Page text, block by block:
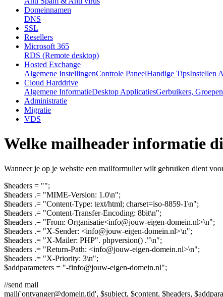
Domeinnamen
DNS
SSL
Resellers
Microsoft 365
RDS (Remote desktop)
Hosted Exchange
Algemene InstellingenControle PaneelHandige TipsInstellen
Cloud Harddrive
Algemene InformatieDesktop ApplicatiesGerbuikers,
Administratie
Migratie
VDS
Welke mailheader informatie
Wanneer je op je website een mailformulier wilt gebruiken dient
$headers = "";
$headers .= "MIME-Version: 1.0\n";
$headers .= "Content-Type: text/html; charset=iso-8859-1\n";
$headers .= "Content-Transfer-Encoding: 8bit\n";
$headers .= "From: Organisatie<info@jouw-eigen-domein.nl>\n";
$headers .= "X-Sender: <info@jouw-eigen-domein.nl>\n";
$headers .= "X-Mailer: PHP". phpversion() ."\n";
$headers .= "Return-Path: <info@jouw-eigen-domein.nl>\n";
$headers .= "X-Priority: 3\n";
$addparameters = "-finfo@jouw-eigen-domein.nl";
//send mail
mail('ontvanger@domein.tld', $subject, $content, $headers,